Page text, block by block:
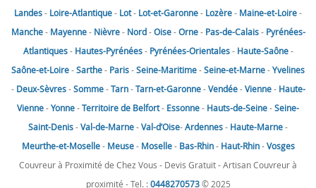
Landes- Loire-Atlantique- Lot- Lot-et-Garonne- Lozère- Maine-et-Loire-
Manche- Mayenne- Nièvre- Nord-Oise-Orne- Pas-de-Calais- Pyrénées-
Atlantiques- Hautes-Pyrénées- Pyrénées-Orientales- Haute-Saône-
Saône-et-Loire-Sarthe- Paris-Seine-Maritime-Seine-et-Marne-Yvelines
- Deux-Sèvres-Somme-Tarn-Tarn-et-Garonne-Vendée-Vienne- Haute-
Vienne-Yonne-Territoire de Belfort- Essonne- Hauts-de-Seine-Seine-
Saint-Denis-Val-de-Marne-Val-d’Oise-Ardennes- Haute-Marne-
Meurthe-et-Moselle- Meuse- Moselle- Bas-Rhin- Haut-Rhin-Vosges
Couvreur à Proximité de Chez Vous - Devis Gratuit - Artisan Couvreur à
proximité - Tel. :0448270573© 2025